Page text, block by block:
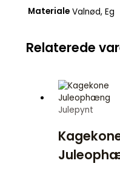
Materiale Valnød, Eg
Relaterede
Julepynt